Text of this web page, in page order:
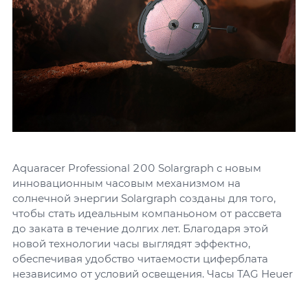
Aquaracer Professional 200 Solargraph с новым
инновационным часовым механизмом на
солнечной энергии Solargraph созданы для того,
чтобы стать идеальным компаньоном от рассвета
до заката в течение долгих лет. Благодаря этой
новой технологии часы выглядят эффектно,
обеспечивая удобство читаемости циферблата
независимо от условий освещения. Часы TAG Heuer